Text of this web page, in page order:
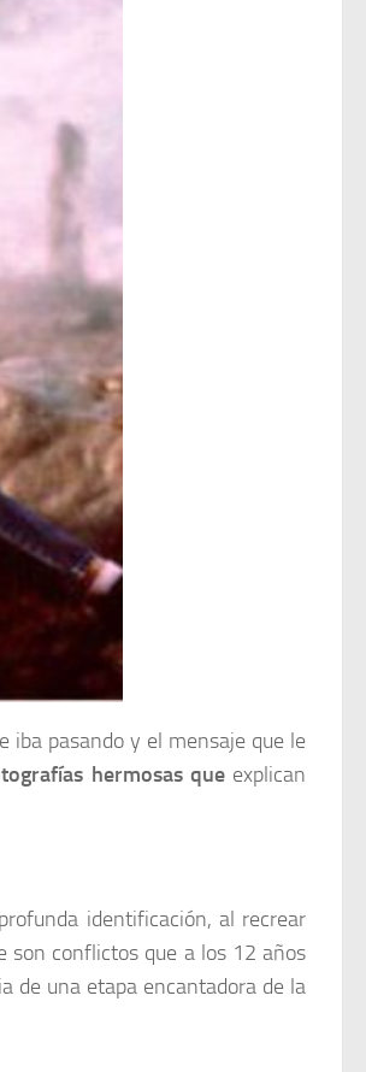
iba pasando y el mensaje que le
hermosas queexplican
identificación, al recrear
son conflictos que a los 12 años
de una etapa encantadora de la